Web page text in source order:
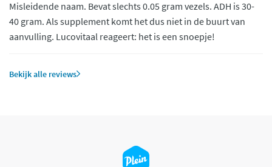
Misleidende naam. Bevat slechts 0.05 gram vezels. ADH is 30-
40 gram. Als supplement komt het dus niet in de buurt van
aanvulling. Lucovitaal reageert: het is een snoepje!
Bekijk alle reviews